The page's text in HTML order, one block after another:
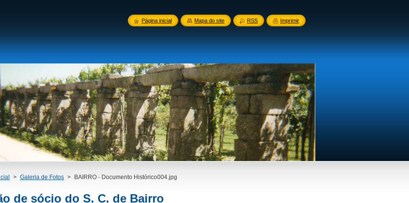
> Galeria de Fotos > BAIRRO - Documento Histórico004.jpg
de sócio do S. C. de Bairro
Página inicial Mapa do site RSS Imprimir